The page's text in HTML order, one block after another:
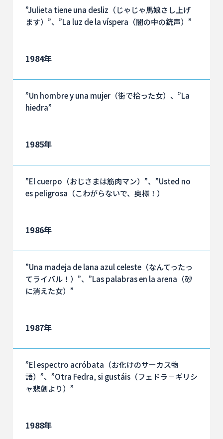
”Julieta tiene una desliz（じゃじゃ馬娘さし上げ
ます）”、”La luz de la víspera（闇の中の銃声）”
1984年
”Un hombre y una mujer（街で拾った女）、”La
hiedra”
1985年
”El cuerpo（おじさまは筋肉マン）”、”Usted no
es peligrosa（こわがらないで、奥様！）
1986年
”Una madeja de lana azul celeste（なんてったっ
てライバル！）”、”Las palabras en la arena（砂
に消えた女）”
1987年
”El espectro acróbata（お化けのサーカス物
語）”、”Otra Fedra, si gustáis（フェドラ－ギリシ
ャ悲劇より）”
1988年